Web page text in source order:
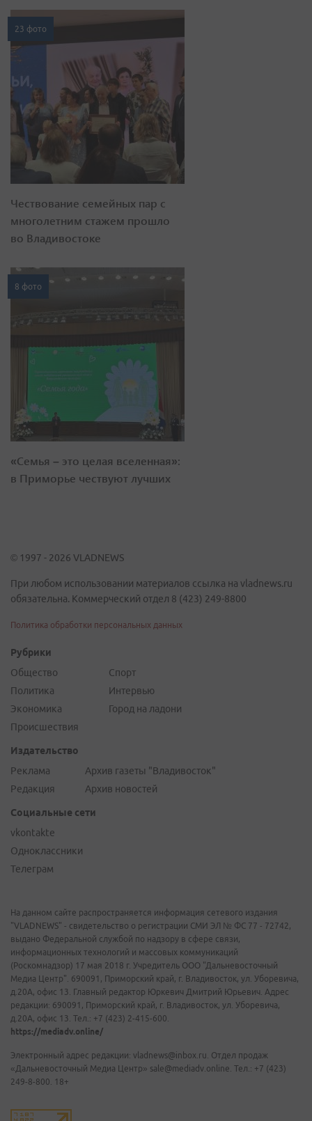
23 фото
Чествование семейных пар с
многолетним стажем прошло
во Владивостоке
8 фото
«Семья – это целая вселенная»:
в Приморье чествуют лучших
© 1997 - 2026 VLADNEWS
При любом использовании материалов ссылка на vladnews.ru
обязательна. Коммерческий отдел 8 (423) 249-8800
Политика обработки персональных данных
Рубрики
Общество
Политика
Экономика
Происшествия
Спорт
Интервью
Город на ладони
Издательство
Реклама
Редакция
Архив газеты "Владивосток"
Архив новостей
Социальные сети
vkontakte
Одноклассники
Телеграм
На данном сайте распространяется информация сетевого издания
"VLADNEWS" - свидетельство о регистрации СМИ ЭЛ № ФС 77 - 72742,
выдано Федеральной службой по надзору в сфере связи,
информационных технологий и массовых коммуникаций
(Роскомнадзор) 17 мая 2018 г. Учредитель ООО "Дальневосточный
Медиа Центр". 690091, Приморский край, г. Владивосток, ул. Уборевича,
д.20А, офис 13. Главный редактор Юркевич Дмитрий Юрьевич. Адрес
редакции: 690091, Приморский край, г. Владивосток, ул. Уборевича,
д.20А, офис 13. Тел.: +7 (423) 2-415-600.
https://mediadv.online/
Электронный адрес редакции: vladnews@inbox.ru. Отдел продаж
«Дальневосточный Медиа Центр» sale@mediadv.online. Тел.: +7 (423)
249-8-800. 18+